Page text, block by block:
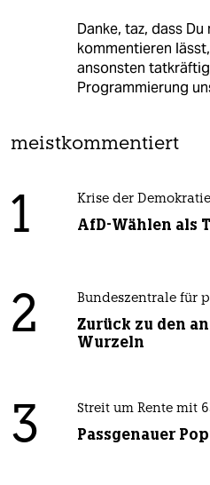
Danke, taz, dass
kommentieren
ansonsten
Programmierung
meistkommentiert
1 Krise der Demokratie
AfD-Wählen als
2 Bundeszentrale für
Zurück zu den
Wurzeln
3 Streit um Rente mit
Passgenauer